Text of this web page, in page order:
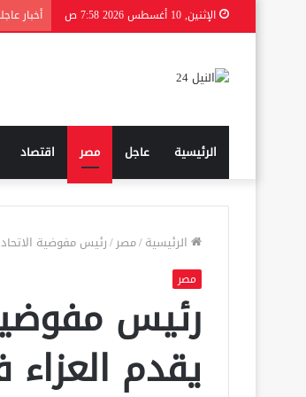
الإثنين, 10 أغسطس 2026 7:58 ص أخبار
الرئيسية عاجل مصر اقتصاد
الرئيسية/مصر/رئيس مفوضية
مصر
رئيس
يقدم